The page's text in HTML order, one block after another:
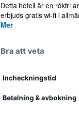
Detta hotell är en rökfri
erbjuds gratis wi-fi i
Mer
Bra att veta
Incheckningstid
Betalning & avbokning